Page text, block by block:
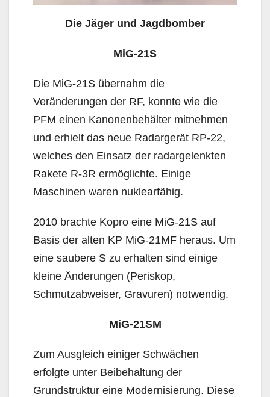
Die Jäger und Jagdbomber
MiG-21S
Die MiG-21S übernahm die
Veränderungen der RF, konnte wie die
PFM einen Kanonenbehälter mitnehmen
und erhielt das neue Radargerät RP-22,
welches den Einsatz der radargelenkten
Rakete R-3R ermöglichte. Einige
Maschinen waren nuklearfähig.
2010 brachte Kopro eine MiG-21S auf
Basis der alten KP MiG-21MF heraus. Um
eine saubere S zu erhalten sind einige
kleine Änderungen (Periskop,
Schmutzabweiser, Gravuren) notwendig.
MiG-21SM
Zum Ausgleich einiger Schwächen
erfolgte unter Beibehaltung der
Grundstruktur eine Modernisierung. Diese